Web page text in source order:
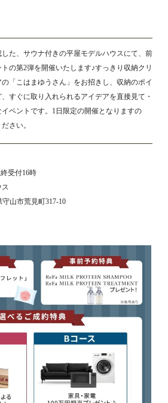
た、サウナ付きの平屋モデルハウスにて、前
の第2弾を開催いたします♪すっきり収納クリ
「こはまゆうさん」をお招きし、収納のポイ
すぐに取り入れられるアイデアを直接見て・
ベントです。1日限定の開催となりますの
さい。
受付16時
ス
守山市荒見町317-10